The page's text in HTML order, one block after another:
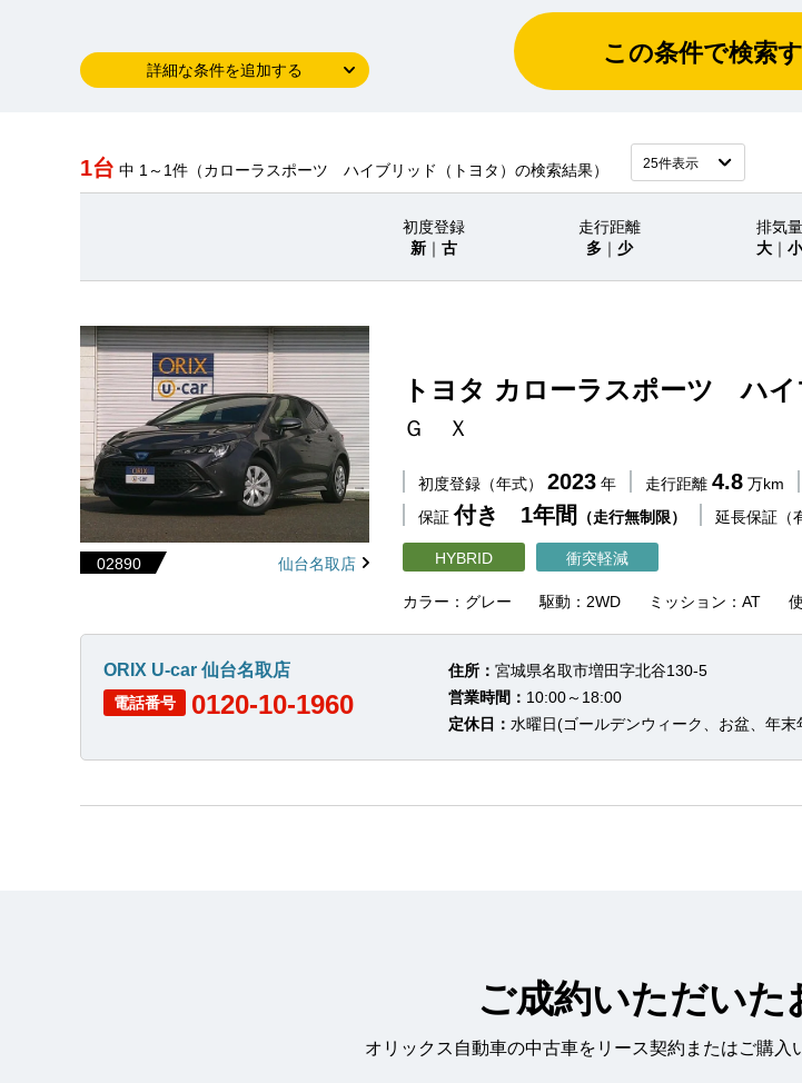
詳細な条件を追加する
この条件で検索
1台 中 1～1件（カローラスポーツ ハイブリッド（トヨタ）の検索結果）
初度登録
新 ｜ 古
走行距離
多 ｜ 少
排気量
大 ｜ 小
02890 仙台名取店
トヨタ カローラスポーツ ハイ
Ｇ Ｘ
初度登録（年式） 2023 年 走行距離 4.8 万km
保証付き 1年間 （走行無制限） 延長保証（
HYBRID 衝突軽減
カラー：グレー 駆動：2WD ミッション：AT
ORIX U-car 仙台名取店
電話番号 0120-10-1960
住所： 宮城県名取市増田字北谷130-5
営業時間： 10:00～18:00
定休日： 水曜日(ゴールデンウィーク、お盆、年末
ご成約いただいた
オリックス自動車の中古車をリース契約またはご購入